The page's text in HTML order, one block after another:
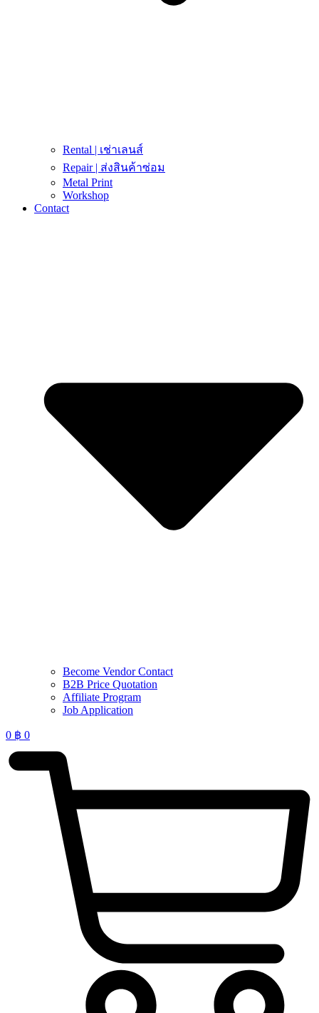
Rental | เช่าเลนส์
Repair | ส่งสินค้าซ่อม
Metal Print
Workshop
Contact
Become Vendor Contact
B2B Price Quotation
Affiliate Program
Job Application
0 ฿ 0